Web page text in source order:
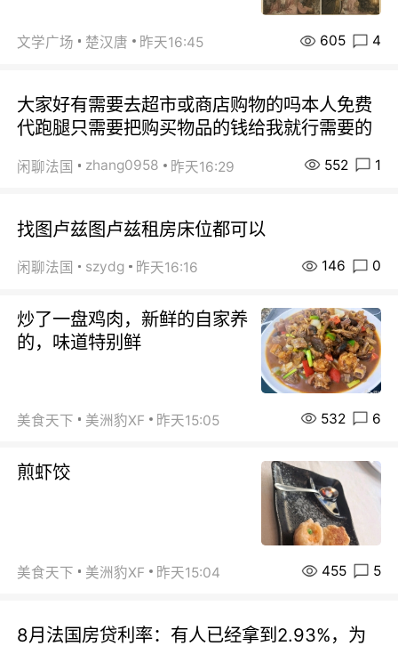
文学广场 楚汉唐 昨天16:45 605 4
大家好有需要去超市或商店购物的吗本人免费
代跑腿只需要把购买物品的钱给我就行需要的
闲聊法国 zhang0958 昨天16:29 552 1
找图卢兹图卢兹租房床位都可以
闲聊法国 szydg 昨天16:16 146 0
炒了一盘鸡肉，新鲜的自家养
的，味道特别鲜
美食天下 美洲豹XF 昨天15:05 532 6
煎虾饺
美食天下 美洲豹XF 昨天15:04 455 5
8月法国房贷利率：有人已经拿到2.93%，为